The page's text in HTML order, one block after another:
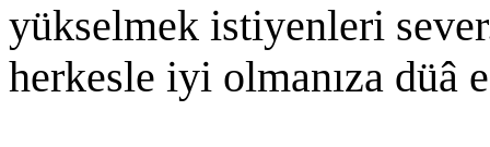
yükselmek istiyenleri
herkesle iyi olmanıza düâ